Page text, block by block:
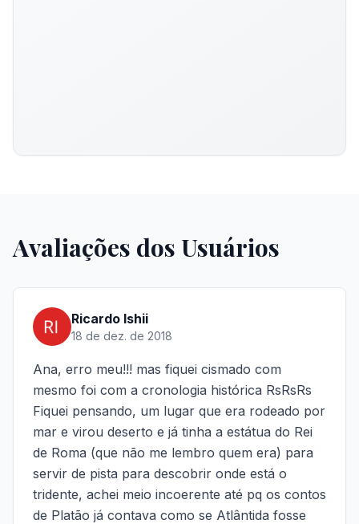
Avaliações dos Usuários
Ricardo Ishii
18 de dez. de 2018
Ana, erro meu!!! mas fiquei cismado com
mesmo foi com a cronologia histórica RsRsRs
Fiquei pensando, um lugar que era rodeado por
mar e virou deserto e já tinha a estátua do Rei
de Roma (que não me lembro quem era) para
servir de pista para descobrir onde está o
tridente, achei meio incoerente até pq os contos
de Platão já contava como se Atlântida fosse